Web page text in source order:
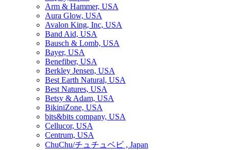
Arm & Hammer, USA
Aura Glow, USA
Avalon King, Inc, USA
Band Aid, USA
Bausch & Lomb, USA
Bayer, USA
Benefiber, USA
Berkley Jensen, USA
Best Earth Natural, USA
Best Natures, USA
Betsy & Adam, USA
BikiniZone, USA
bits&bits company, USA
Cellucor, USA
Centrum, USA
ChuChu/チュチュベビ , Japan